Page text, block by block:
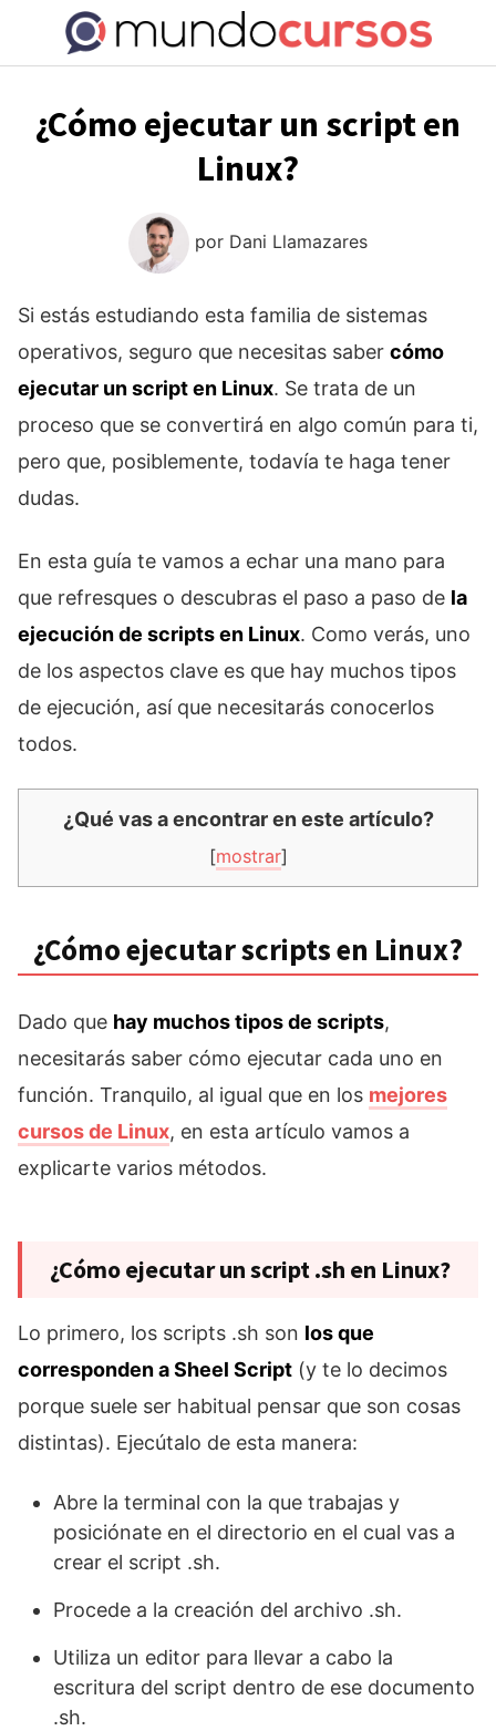
contenido
¿Cómo ejecutar un script en
Linux?
por Dani Llamazares
Si estás estudiando esta familia de sistemas
operativos, seguro que necesitas saber cómo
ejecutar un script en Linux. Se trata de un
proceso que se convertirá en algo común para ti,
pero que, posiblemente, todavía te haga tener
dudas.
En esta guía te vamos a echar una mano para
que refresques o descubras el paso a paso de la
ejecución de scripts en Linux. Como verás, uno
de los aspectos clave es que hay muchos tipos
de ejecución, así que necesitarás conocerlos
todos.
¿Qué vas a encontrar en este artículo?
[mostrar]
¿Cómo ejecutar scripts en Linux?
Dado que hay muchos tipos de scripts,
necesitarás saber cómo ejecutar cada uno en
función. Tranquilo, al igual que en los mejores
cursos de Linux, en esta artículo vamos a
explicarte varios métodos.
¿Cómo ejecutar un script .sh en Linux?
Lo primero, los scripts .sh son los que
corresponden a Sheel Script (y te lo decimos
porque suele ser habitual pensar que son cosas
distintas). Ejecútalo de esta manera:
Abre la terminal con la que trabajas y
posiciónate en el directorio en el cual vas a
crear el script .sh.
Procede a la creación del archivo .sh.
Utiliza un editor para llevar a cabo la
escritura del script dentro de ese documento
.sh.